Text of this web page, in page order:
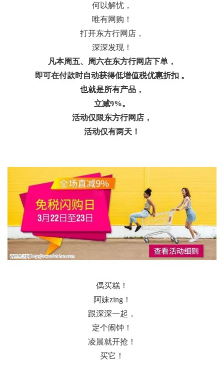
何以解忧，
唯有网购！
打开东方行网店，
深深发现！
凡本周五、周六在东方行网店下单，
即可在付款时自动获得低增值税优惠折扣 。
也就是所有产品，
立减9%。
活动仅限东方行网店，
活动仅有两天！
偶买糕！
阿妹zing！
跟深深一起，
定个闹钟！
凌晨就开抢！
买它！